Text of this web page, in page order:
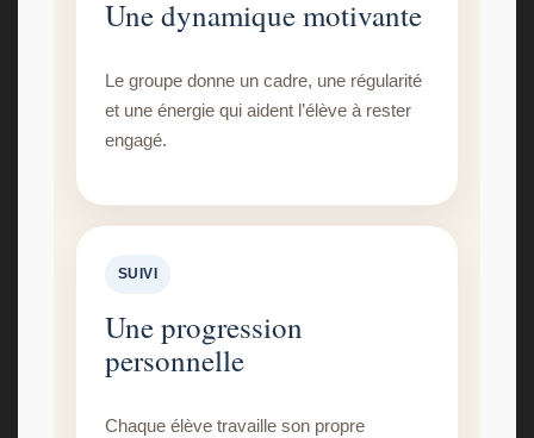
Une dynamique motivante
Le groupe donne un cadre, une régularité
et une énergie qui aident l’élève à rester
engagé.
SUIVI
Une progression
personnelle
Chaque élève travaille son propre